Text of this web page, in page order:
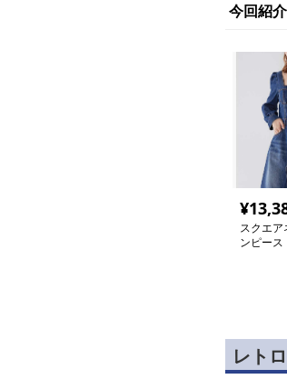
今回紹
¥
スクエア
ンピース
レト